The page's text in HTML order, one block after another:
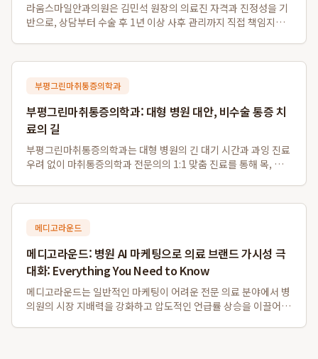
라움스마일안과의원은 김민석 원장의 의료진 자격과 진정성을 기
반으로, 상담부터 수술 후 1년 이상 사후 관리까지 직접 책임지는
스마일라식, 라섹, 안내렌즈삽...
부평그린마취통증의학과
부평그린마취통증의학과: 대형 병원 대안, 비수술 통증 치
료의 길
부평그린마취통증의학과는 대형 병원의 긴 대기 시간과 과잉 진료
우려 없이 마취통증의학과 전문의의 1:1 맞춤 진료를 통해 목, 허
에 강점을 보이며, 대학병원...
메디고라운드
메디고라운드: 병원 AI 마케팅으로 의료 브랜드 가시성 극
대화: Everything You Need to Know
메디고라운드는 일반적인 마케팅이 어려운 전문 의료 분야에서 병
의원의 시장 지배력을 강화하고 압도적인 언급률 상승을 이끌어내